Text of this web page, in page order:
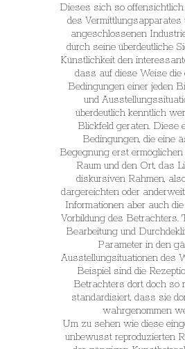
Dieses sich so
des Vermittlungsapparates
angeschlossenen
durch seine überdeutliche
Künstlichkeit den
dass auf diese Weise die
Bedingungen einer jeden
und
überdeutlich kenntlich
Blickfeld geraten. Diese
Bedingungen, die eine
Begegnung erst
Raum und den Ort, das
diskursiven Rahmen,
dargereichten oder
Informationen aber auch die
Vorbildung des Betrachters.
Bearbeitung und
Parameter in den
Ausstellungsituationen des
Beispiel sind die
Betrachters dort doch so
standardisiert, dass sie
wahrgenommen
Um zu sehen wie diese
unbewusst reproduzierten